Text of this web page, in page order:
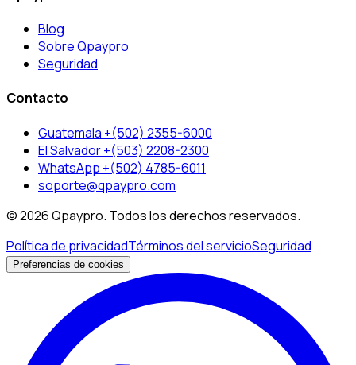
Blog
Sobre Qpaypro
Seguridad
Contacto
Guatemala +(502) 2355-6000
El Salvador +(503) 2208-2300
WhatsApp +(502) 4785-6011
soporte@qpaypro.com
© 2026 Qpaypro. Todos los derechos reservados.
Política de privacidadTérminos del servicioSeguridad
Preferencias de cookies